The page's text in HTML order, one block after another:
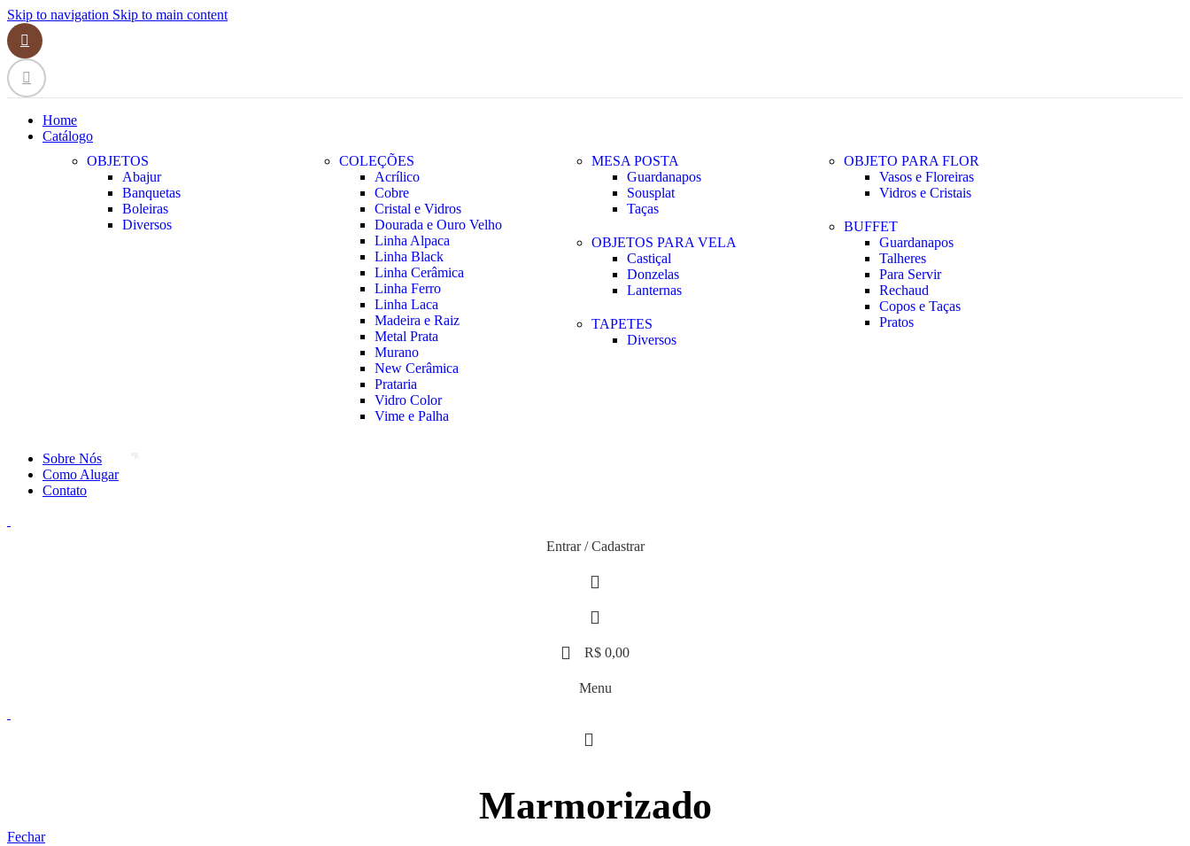
Skip to navigation Skip to main content
Home
Catálogo
OBJETOS
Abajur
Banquetas
Boleiras
Diversos
COLEÇÕES
Acrílico
Cobre
Cristal e Vidros
Dourada e Ouro Velho
Linha Alpaca
Linha Black
Linha Cerâmica
Linha Ferro
Linha Laca
Madeira e Raiz
Metal Prata
Murano
New Cerâmica
Prataria
Vidro Color
Vime e Palha
MESA POSTA
Guardanapos
Sousplat
Taças
OBJETOS PARA VELA
Castiçal
Donzelas
Lanternas
TAPETES
Diversos
OBJETO PARA FLOR
Vasos e Floreiras
Vidros e Cristais
BUFFET
Guardanapos
Talheres
Para Servir
Rechaud
Copos e Taças
Pratos
Sobre Nós
Como Alugar
Contato
Entrar / Cadastrar
R$ 0,00
Menu
Marmorizado
Fechar